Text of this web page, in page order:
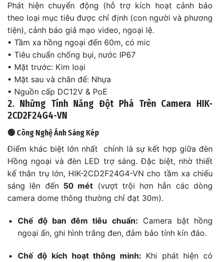
Phát hiện chuyển động (hỗ trợ kích hoạt cảnh báo
theo loại mục tiêu được chỉ định (con người và phương
tiện), cảnh báo giả mạo video, ngoại lệ.
• Tầm xa hồng ngoại đến 60m, có mic
• Tiêu chuẩn chống bụi, nước IP67
• Mặt trước: Kim loại
• Mặt sau và chân đế: Nhựa
• Nguồn cấp DC12V & PoE
2. Những Tính Năng Đột Phá Trên Camera HIK-
2CD2F24G4-VN
🟢 Công Nghệ Ánh Sáng Kép
Điểm khác biệt lớn nhất chính là sự kết hợp giữa đèn
Hồng ngoại và đèn LED trợ sáng. Đặc biệt, nhờ thiết
kế thân trụ lớn, HIK-2CD2F24G4-VN cho tầm xa chiếu
sáng lên đến 50 mét (vượt trội hơn hẳn các dòng
camera dome thông thường chỉ đạt 30m).
Chế độ ban đêm tiêu chuẩn: Camera bật hồng
ngoại ẩn, ghi hình trắng đen, đảm bảo tính kín đáo.
Chế độ kích hoạt thông minh: Khi phát hiện có